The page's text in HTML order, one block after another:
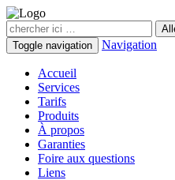
Toggle navigation Navigation
Accueil
Services
Tarifs
Produits
À propos
Garanties
Foire aux questions
Liens